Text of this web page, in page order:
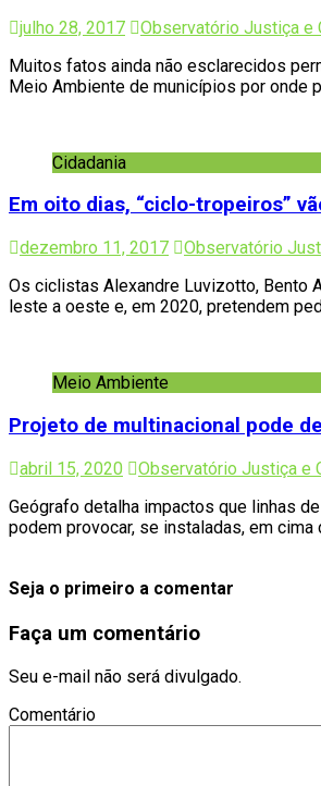
julho 28, 2017 Observatório Justiça e
Muitos fatos ainda não esclarecidos
Meio Ambiente de municípios por onde
Cidadania
Em oito dias, “ciclo-tropeiros”
dezembro 11, 2017 Observatório
Os ciclistas Alexandre Luvizotto, Bento
leste a oeste e, em 2020, pretendem
Meio Ambiente
Projeto de multinacional pode
abril 15, 2020 Observatório Justiça e
Geógrafo detalha impactos que linhas
podem provocar, se instaladas, em cima
Seja o primeiro a comentar
Faça um comentário
Seu e-mail não será divulgado.
Comentário